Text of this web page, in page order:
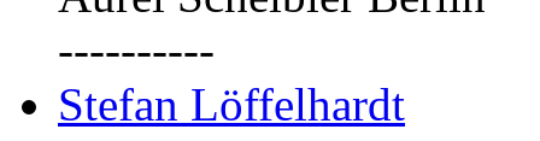
----------
Stefan Löffelhardt